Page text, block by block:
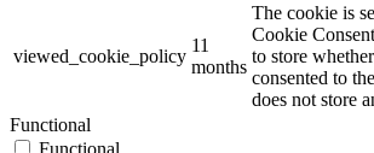
viewed_cookie_policy
11
months
The cookie is
Cookie
to store
consented to
does not store
Functional
Functional